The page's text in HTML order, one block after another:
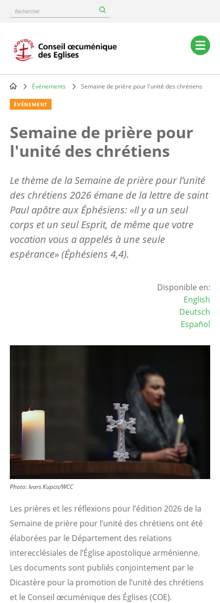
content
Rechercher
Main
navigation
Breadcrumb
Événements Semaine de prière pour l'unité des chrétiens
ÉVÉNEMENT
Semaine de prière pour
l'unité des chrétiens
Le thème de la Semaine de prière pour l’unité
des chrétiens 2026 émane de la lettre de saint
Paul apôtre aux Éphésiens: «Il y a un seul
corps et un seul Esprit, de même que votre
vocation vous a appelés à une seule
espérance» (Éphésiens 4,4).
Disponible en:
English
Deutsch
Español
Photo:Ivars Kupcis/WCC
Les prières et les réflexions pour l’édition 2026 de la
Semaine de prière pour l’unité des chrétiens ont été
élaborées par le Département des relations
interecclésiales de l’Église apostolique arménienne.
Les documents sont publiés conjointement par le
Dicastère pour la promotion de l’unité des chrétiens
et le Conseil œcuménique des Églises (COE).